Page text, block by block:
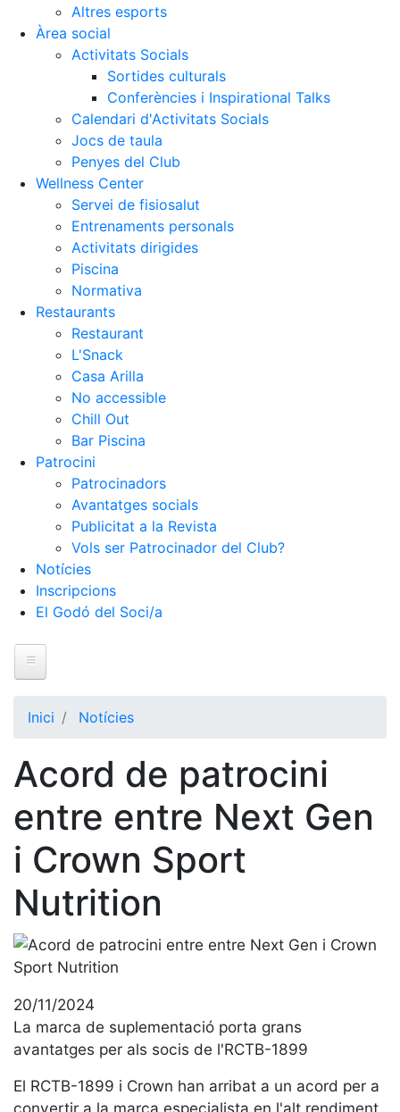
Altres esports
Àrea social
Activitats Socials
Sortides culturals
Conferències i Inspirational Talks
Calendari d'Activitats Socials
Jocs de taula
Penyes del Club
Wellness Center
Servei de fisiosalut
Entrenaments personals
Activitats dirigides
Piscina
Normativa
Restaurants
Restaurant
L'Snack
Casa Arilla
No accessible
Chill Out
Bar Piscina
Patrocini
Patrocinadors
Avantatges socials
Publicitat a la Revista
Vols ser Patrocinador del Club?
Notícies
Inscripcions
El Godó del Soci/a
Història
La nostra
història
Cronologia
Presidents
Organització
Junta
directiva
i comités
Estructura
executiva
Fundació
Inici Notícies
Acord de patrocini
entre entre Next Gen
i Crown Sport
Nutrition
20/11/2024
La marca de suplementació porta grans
avantatges per als socis de l'RCTB-1899
El RCTB-1899 i Crown han arribat a un acord per a
convertir a la marca especialista en l'alt rendiment